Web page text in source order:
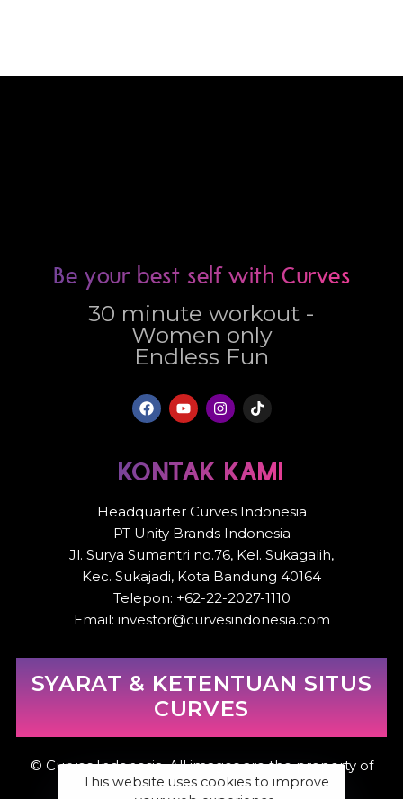
Be your best self with Curves
30 minute workout -
Women only
Endless Fun
KONTAK KAMI
Headquarter Curves Indonesia
PT Unity Brands Indonesia
Jl. Surya Sumantri no.76, Kel. Sukagalih,
Kec. Sukajadi, Kota Bandung 40164
Telepon: +62-22-2027-1110
Email: investor@curvesindonesia.com
SYARAT & KETENTUAN SITUS
CURVES
© Curves Indonesia. All images are the property of
Curves Indonesia.
This website uses cookies to improve